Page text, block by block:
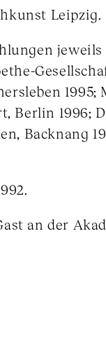
Leipzig.
jeweils
1995;
Berlin 1996;
Backnang
an der